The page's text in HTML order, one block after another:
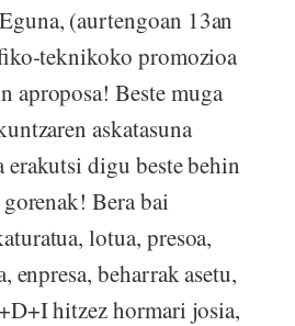
(aurtengoan 13an
teknikoko promozioa
aproposa! Beste muga
askatasuna
erakutsi digu beste behin
Bera bai
lotua, presoa,
enpresa, beharrak asetu,
hitzez hormari josia,